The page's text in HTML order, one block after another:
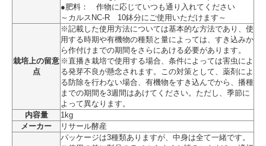
●肥料： 作物に応じていつも通り入れてください
～カルスNC-R 10鉢分にご使用いただけます～
栽培上の留意
点
※記載した使用方法については基本的な方法であり、使
用する時期や有機物の種類と量によっては、すき込みか
ら作付けまでの期間をさらにあける必要があります。
※直播き栽培で使用する場合、条件によっては害虫によ
る発芽不良が懸念されます。この対策として、薬剤によ
る防除を行わない場合、有機物をすき込んでから、播種
までの期間を3週間はあけてください。ただし、季節に
よって異なります。
内容量
1kg
メーカー
リサール酵産
パッケージは3種類ありますが、中身は全て一緒です。